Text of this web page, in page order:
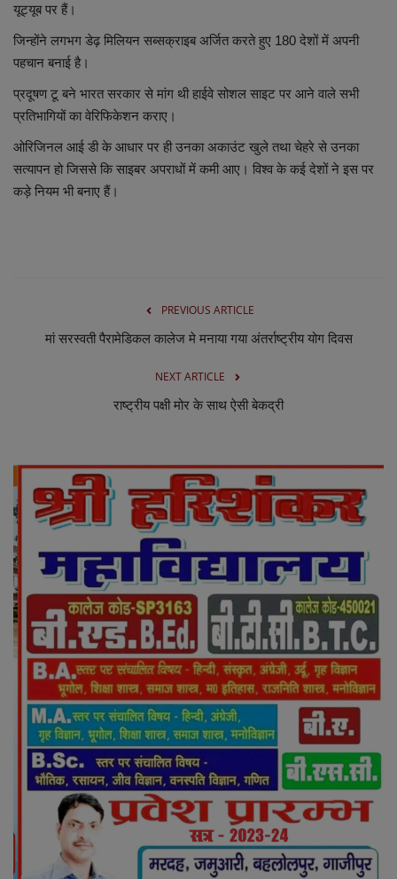
यूट्यूब पर हैं।
जिन्होंने लगभग डेढ़ मिलियन सब्सक्राइब अर्जित करते हुए 180 देशों में अपनी
पहचान बनाई है।
प्रदूषण टू बने भारत सरकार से मांग थी हाईवे सोशल साइट पर आने वाले सभी
प्रतिभागियों का वेरिफिकेशन कराए।
ओरिजिनल आई डी के आधार पर ही उनका अकाउंट खुले तथा चेहरे से उनका
सत्यापन हो जिससे कि साइबर अपराधों में कमी आए। विश्व के कई देशों ने इस पर
कड़े नियम भी बनाए हैं।
PREVIOUS ARTICLE
मां सरस्वती पैरामेडिकल कालेज मे मनाया गया अंतर्राष्ट्रीय योग दिवस
NEXT ARTICLE
राष्ट्रीय पक्षी मोर के साथ ऐसी बेकद्री